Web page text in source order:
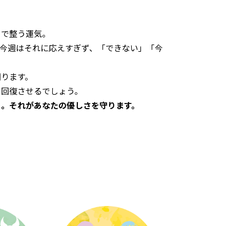
整う運気。
週はそれに応えすぎず、「できない」「今
ます。
復させるでしょう。
それがあなたの優しさを守ります。